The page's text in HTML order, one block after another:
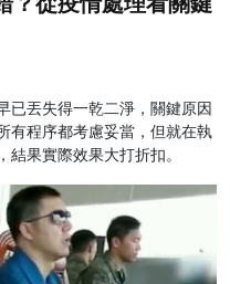
已丟失得一乾二淨，關鍵原因
有程序都考慮妥當，但就在執
果實際效果大打折扣。